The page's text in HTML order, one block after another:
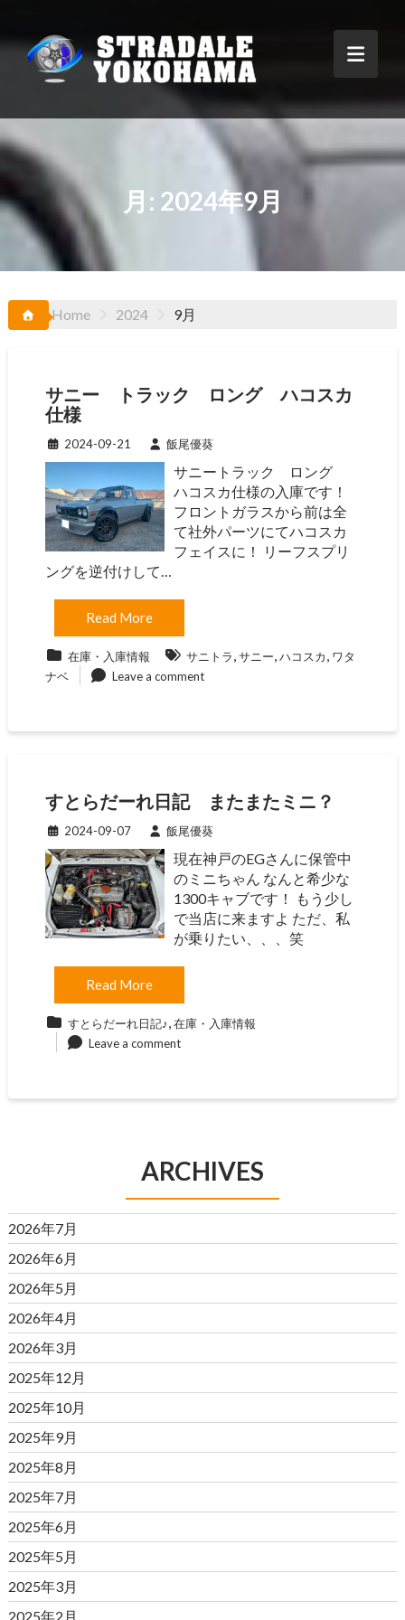
content
月: 2024年9月
Home 2024 9月
サニー トラック ロング ハコスカ
仕様
2024-09-21 飯尾優葵
サニートラック ロング
ハコスカ仕様の入庫です！
フロントガラスから前は全
て社外パーツにてハコスカ
フェイスに！ リーフスプリ
ングを逆付けして…
Read More
在庫・入庫情報 サニトラ,サニー,ハコスカ, ワタ
ナベ
Leave a comment
すとらだーれ日記 またまたミニ？
2024-09-07 飯尾優葵
現在神戸のEGさんに保管中
のミニちゃん なんと希少な
1300キャブです！ もう少し
で当店に来ますよ ただ、私
が乗りたい、、、笑
Read More
すとらだーれ日記♪,在庫・入庫情報
Leave a comment
ARCHIVES
2026年7月
2026年6月
2026年5月
2026年4月
2026年3月
2025年12月
2025年10月
2025年9月
2025年8月
2025年7月
2025年6月
2025年5月
2025年3月
2025年2月